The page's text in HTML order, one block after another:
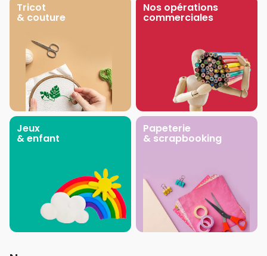
Tricot
& couture
Nos opérations
commerciales
Jeux
& enfant
Papeterie
& scrapbooking